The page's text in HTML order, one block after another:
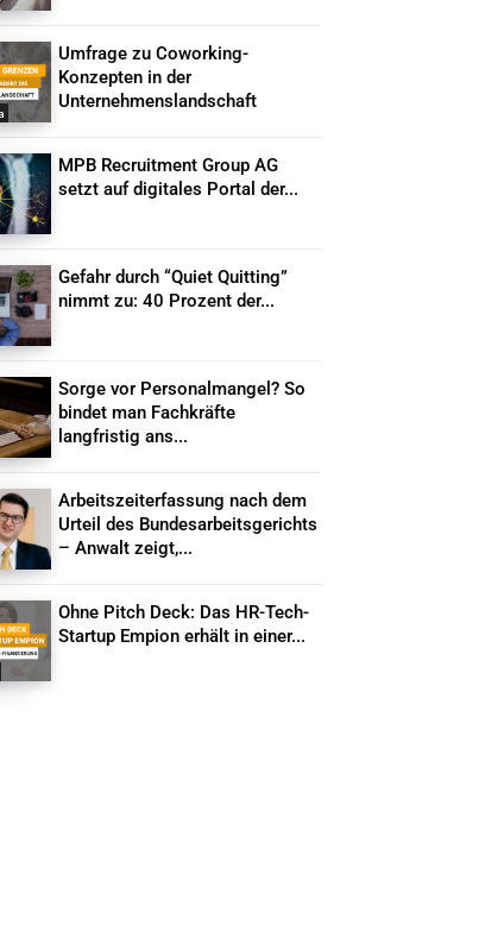
Umfrage zu Coworking-
Konzepten in der
Unternehmenslandschaft
MPB Recruitment Group AG
setzt auf digitales Portal der...
Gefahr durch “Quiet Quitting”
nimmt zu: 40 Prozent der...
Sorge vor Personalmangel? So
bindet man Fachkräfte
langfristig ans...
Arbeitszeiterfassung nach dem
Urteil des Bundesarbeitsgerichts
– Anwalt zeigt,...
Ohne Pitch Deck: Das HR-Tech-
Startup Empion erhält in einer...